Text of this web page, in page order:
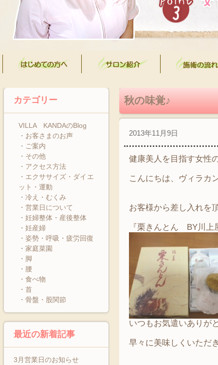
カテゴリー
VILLA KANDAのBlog
・お客さまのお声
・ご案内
・その他
・アクセス方法
・エクササイズ・ダイエ
ット・運動
・冷え・むくみ
・営業日について
・妊婦整体・産後整体
・妊産婦
・姿勢・呼吸・疲労回復
・家庭菜園
・脚
・腰
・食べ物
・首
・骨盤・股関節
最近の新着記事
3月営業日のお知らせ
秋の味覚♪
2013年11月9日
健康美人を目指す女性
こんにちは、ヴィラカ
お客様から差し入れを
『栗きんとん BY川上
いつもお気遣いありが
早々に美味しくいただ